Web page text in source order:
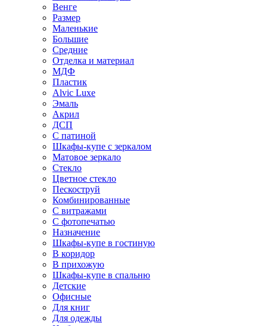
Венге
Размер
Маленькие
Большие
Средние
Отделка и материал
МДФ
Пластик
Alvic Luxe
Эмаль
Акрил
ДСП
С патиной
Шкафы-купе с зеркалом
Матовое зеркало
Стекло
Цветное стекло
Пескоструй
Комбинированные
С витражами
С фотопечатью
Назначение
Шкафы-купе в гостиную
В коридор
В прихожую
Шкафы-купе в спальню
Детские
Офисные
Для книг
Для одежды